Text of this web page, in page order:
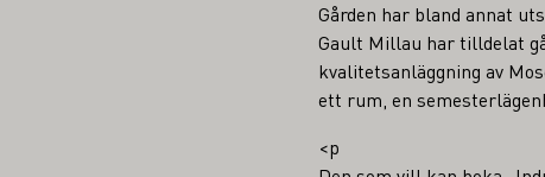
Gården har bland annat
Gault Millau har tilldelat
kvalitetsanläggning av
ett rum, en
<p